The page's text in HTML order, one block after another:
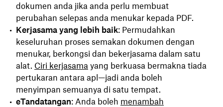
dokumen anda jika anda perlu membuat
perubahan selepas anda menukar kepada PDF.
Kerjasama yang lebih baik: Permudahkan
keseluruhan proses semakan dokumen dengan
menukar, berkongsi dan bekerjasama dalam satu
alat. Ciri kerjasama yang berkuasa bermakna tiada
pertukaran antara apl—jadi anda boleh
menyimpan semuanya di satu tempat.
eTandatangan: Anda boleh menambah